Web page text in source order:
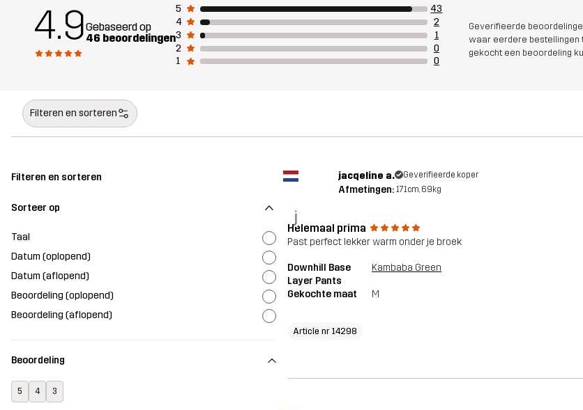
4.9Gebaseerd op
46 beoordelingen
5
43
4
2
3
1
2
0
1
0
Geverifieerde
waar eerdere bestellingen
gekocht een beoordeling
Filteren en sorteren
Filteren en sorteren
Sorteer op
Taal
Datum (oplopend)
Datum (aflopend)
Beoordeling (oplopend)
Beoordeling (aflopend)
Beoordeling
5 4 3
j
jacqeline a. Geverifieerde koper
Afmetingen: 171cm, 69kg
Helemaal prima
Past perfect lekker warm onder je broek
Downhill Base
Layer Pants
Kambaba Green
Gekochte maat M
Article nr 14298